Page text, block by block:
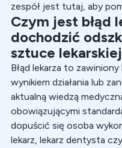
zespół jest tutaj, aby
Czym jest błąd
dochodzić
sztuce
Błąd lekarza to
wynikiem działania lub
aktualną wiedzą
obowiązującymi
dopuścić się osoba
lekarz, lekarz dentysta